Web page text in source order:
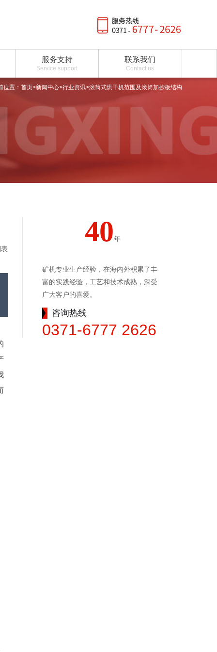
服务支持
Service support
联系我们
Contact us
位置： 首页>新闻中心>行业资讯>滚筒式烘干机范围及滚筒加抄板结构
40年
矿机专业生产经验，在海内外积累了丰
富的实践经验，工艺和技术成熟，深受
广大客户的喜爱。
咨询热线
0371-6777 2626